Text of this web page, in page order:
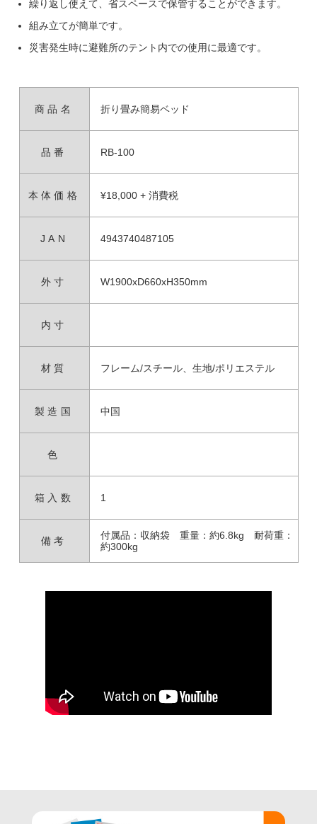
繰り返し使えて、省スペースで保管することができます。
組み立てが簡単です。
災害発生時に避難所のテント内での使用に最適です。
商品名 折り畳み簡易ベッド
品番 RB-100
本体価格 ¥18,000 + 消費税
JAN 4943740487105
外寸 W1900xD660xH350mm
内寸
材質 フレーム/スチール、生地/ポリエステル
製造国 中国
色
箱入数 1
備考
付属品：収納袋 重量：約6.8kg 耐荷重：
約300kg